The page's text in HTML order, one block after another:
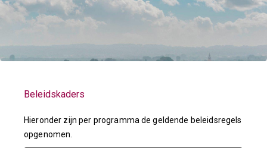
Beleidskaders
Hieronder zijn per programma de geldende beleidsregels
opgenomen.